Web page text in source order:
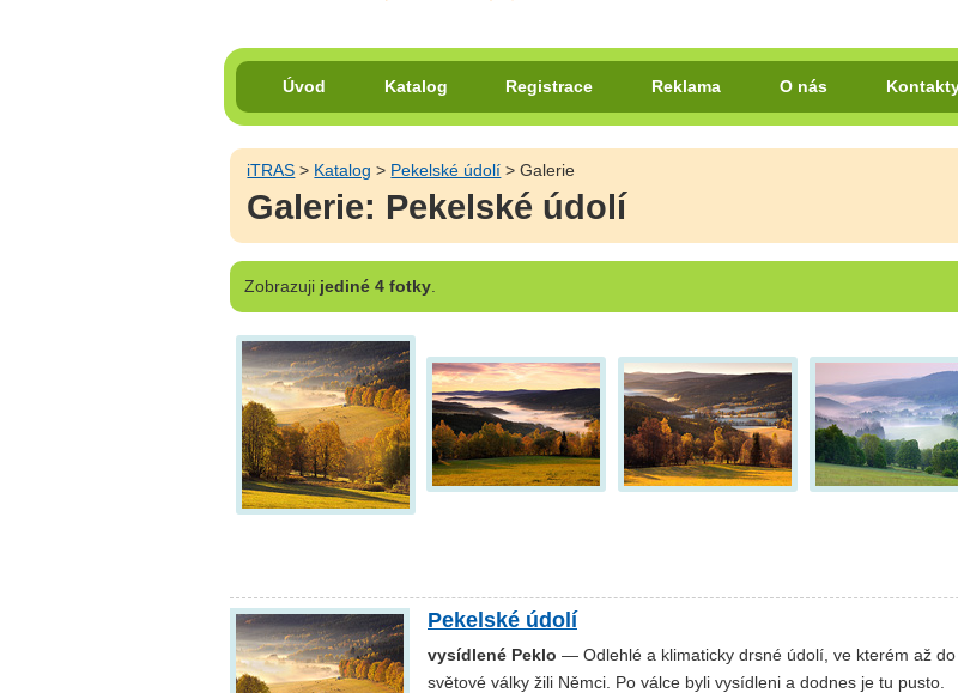
Úvod Katalog Registrace Reklama O nás
iTRAS > Katalog > Pekelské údolí > Galerie
Galerie: Pekelské údolí
Zobrazuji jediné 4 fotky.
Pekelské údolí
vysídlené Peklo — Odlehlé a klimaticky drsné údolí, ve kterém až do
světové války žili Němci. Po válce byli vysídleni a dodnes je tu pusto.